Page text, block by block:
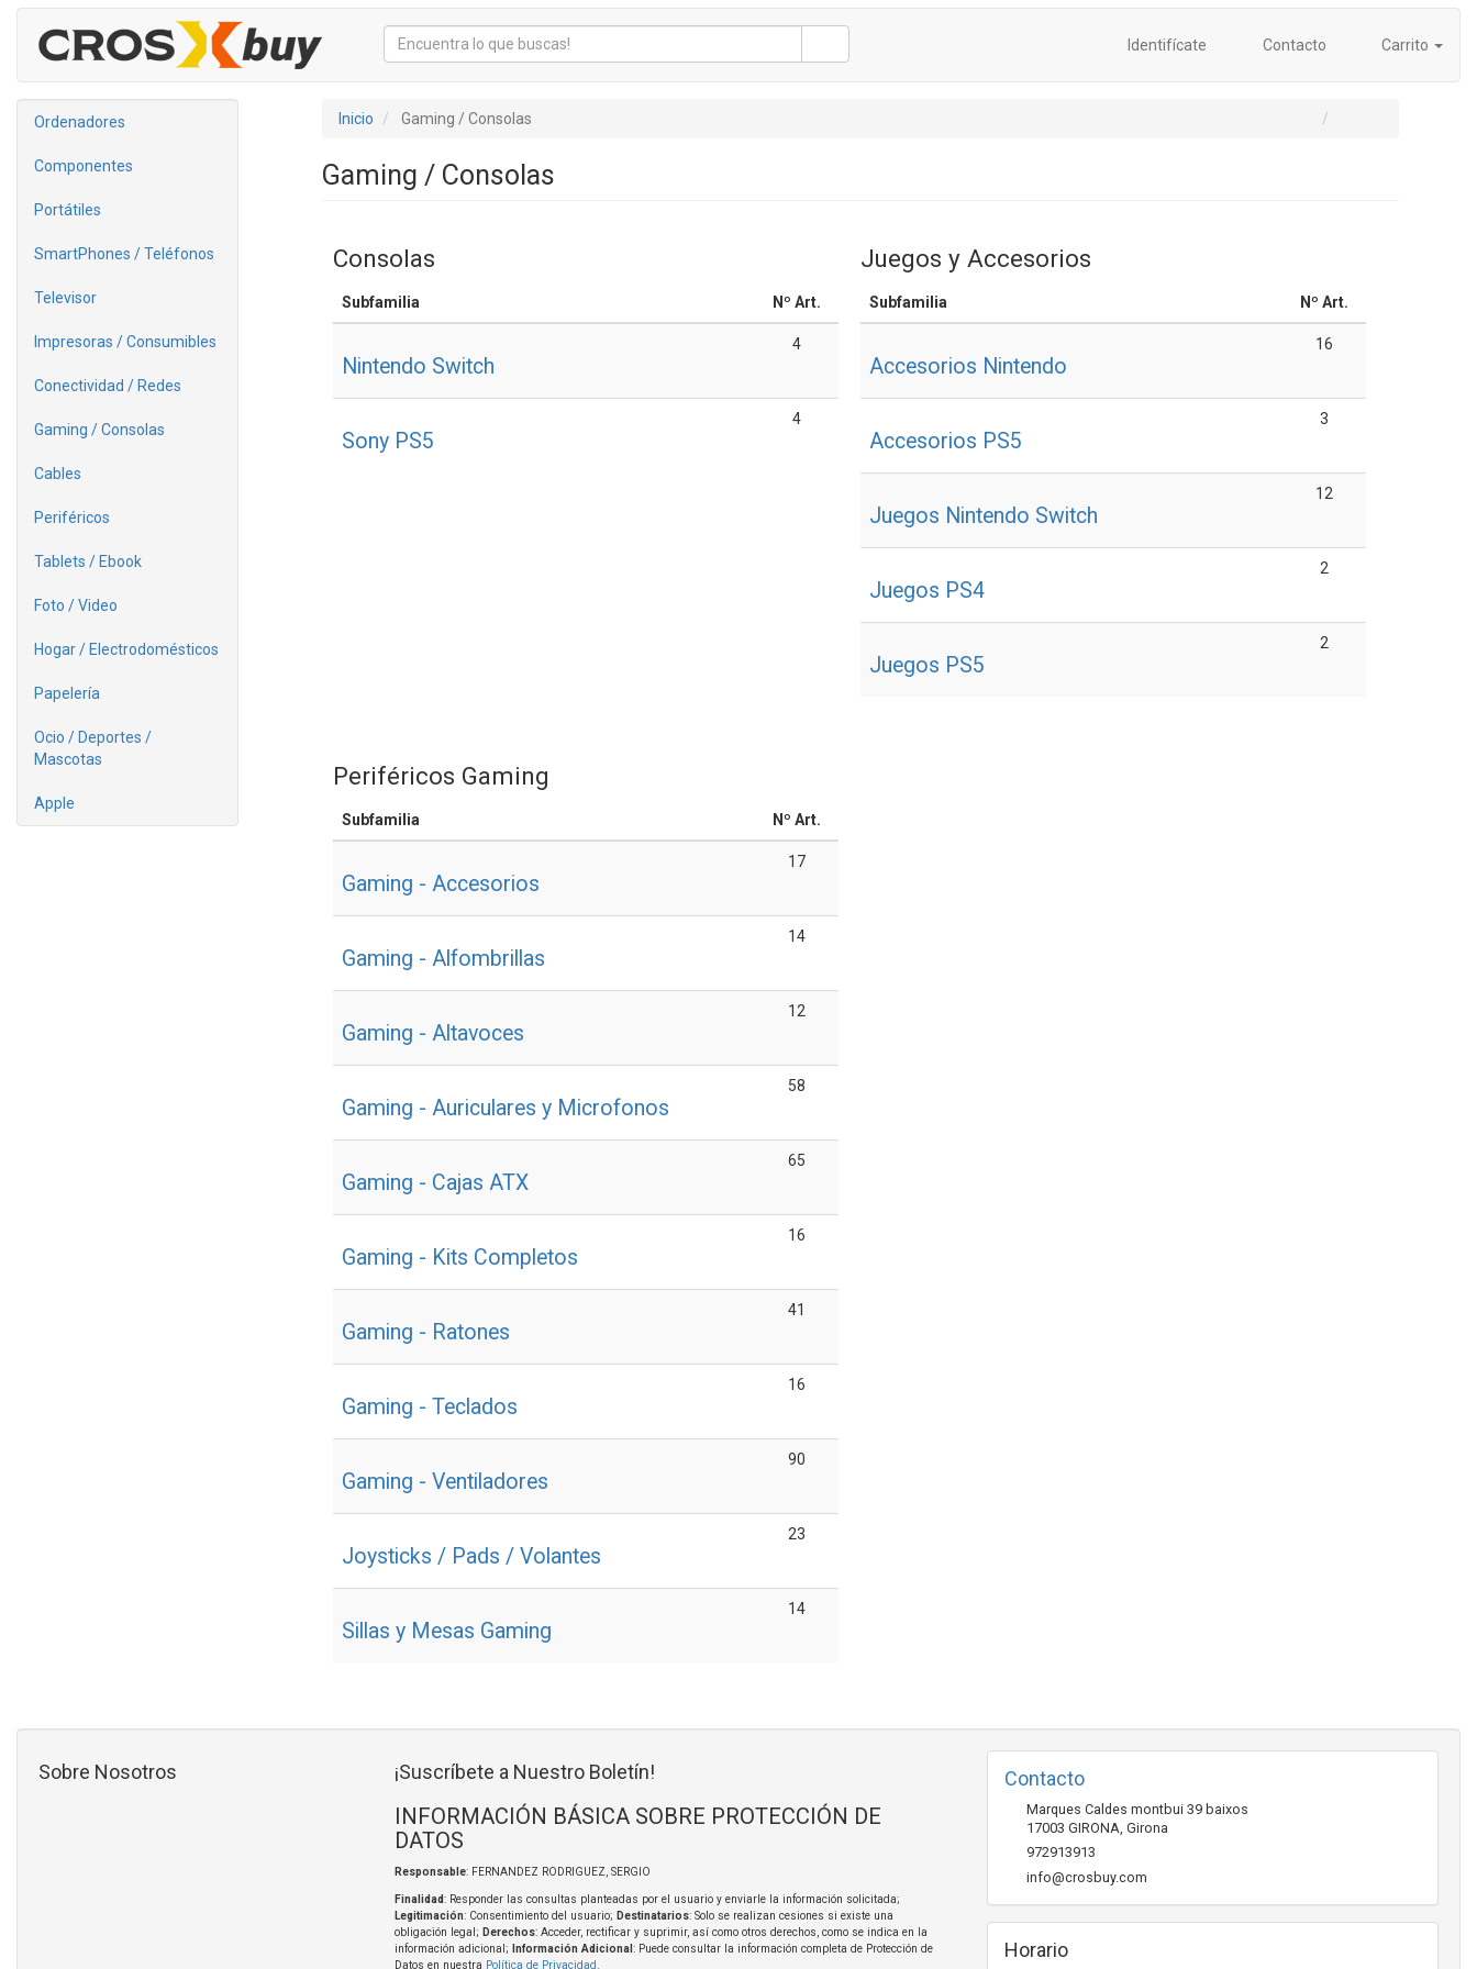
Identifícate Contacto Carrito
Ordenadores
Componentes
Portátiles
SmartPhones / Teléfonos
Televisor
Impresoras / Consumibles
Conectividad / Redes
Gaming / Consolas
Cables
Periféricos
Tablets / Ebook
Foto / Video
Hogar / Electrodomésticos
Papelería
Ocio / Deportes /
Mascotas
Apple
Inicio Gaming / Consolas
Gaming / Consolas
Consolas
Subfamilia Nº Art.
Nintendo Switch
4
Sony PS5
4
Juegos y Accesorios
Subfamilia Nº Art.
Accesorios Nintendo
16
Accesorios PS5
3
Juegos Nintendo Switch
12
Juegos PS4
2
Juegos PS5
2
Periféricos Gaming
Subfamilia Nº Art.
Gaming - Accesorios
17
Gaming - Alfombrillas
14
Gaming - Altavoces
12
Gaming - Auriculares y Microfonos
58
Gaming - Cajas ATX
65
Gaming - Kits Completos
16
Gaming - Ratones
41
Gaming - Teclados
16
Gaming - Ventiladores
90
Joysticks / Pads / Volantes
23
Sillas y Mesas Gaming
14
Sobre Nosotros ¡Suscríbete a Nuestro Boletín!
INFORMACIÓN BÁSICA SOBRE PROTECCIÓN DE
DATOS
Responsable: FERNANDEZ RODRIGUEZ, SERGIO
Finalidad: Responder las consultas planteadas por el usuario y enviarle la información solicitada;
Legitimación: Consentimiento del usuario; Destinatarios: Solo se realizan cesiones si existe una
obligación legal; Derechos: Acceder, rectificar y suprimir, así como otros derechos, como se indica en la
información adicional;
Información Adicional : Puede consultar la información completa de Protección de
Datos en nuestra Política de Privacidad
Contacto
Marques Caldes montbui 39 baixos
17003 GIRONA, Girona
972913913
info@crosbuy.com
Horario